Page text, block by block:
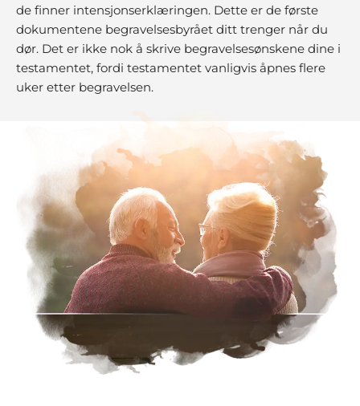
de finner intensjonserklæringen. Dette er de første
dokumentene begravelsesbyrået ditt trenger når du
dør. Det er ikke nok å skrive begravelsesønskene dine i
testamentet, fordi testamentet vanligvis åpnes flere
uker etter begravelsen.